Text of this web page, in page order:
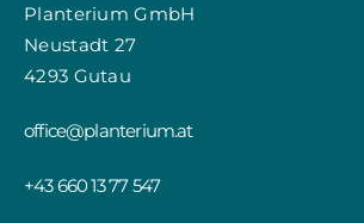
Planterium GmbH
Neustadt 27
4293 Gutau
office@planterium.at
+43 660 13 77 547